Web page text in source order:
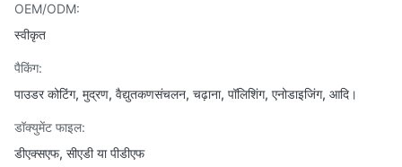
OEM/ODM:
स्वीकृत
पैकिंग:
पाउडर कोटिंग, मुद्रण, वैद्युतकणसंचलन, चढ़ाना, पॉलिशिंग, एनोडाइजिंग, आदि।
डॉक्युमेंट फाइल:
डीएक्सएफ, सीएडी या पीडीएफ